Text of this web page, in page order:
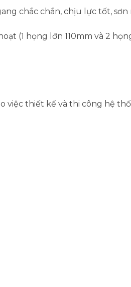
chắc chắn, chịu lực tốt,
(1 họng lớn 110mm và 2
thiết kế và thi công hệ
hàng